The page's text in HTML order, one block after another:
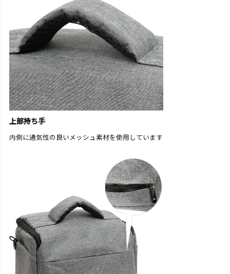
上部持ち手
内側に通気性の良いメッシュ素材を使用しています